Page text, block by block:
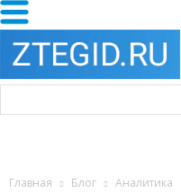
Главная Блог Аналитика